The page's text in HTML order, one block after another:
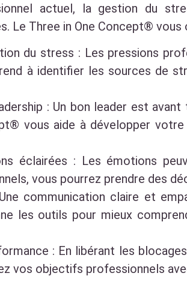
actuel, la gestion du
Le Three in One Concept®
du stress : Les pressions
à identifier les sources de
: Un bon leader est
vous aide à développer
éclairées : Les émotions
vous pourrez prendre des
communication claire et
les outils pour mieux
: En libérant les
vos objectifs professionnels